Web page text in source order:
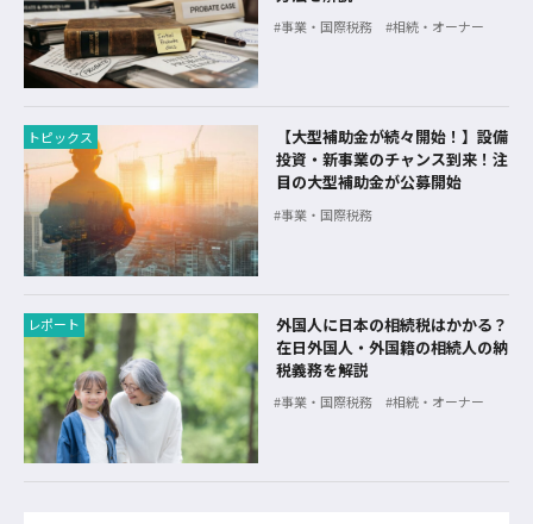
事業・国際税務 相続・オーナー
トピックス
【大型補助金が続々開始！】設備
投資・新事業のチャンス到来！注
目の大型補助金が公募開始
事業・国際税務
レポート
外国人に日本の相続税はかかる？
在日外国人・外国籍の相続人の納
税義務を解説
事業・国際税務 相続・オーナー